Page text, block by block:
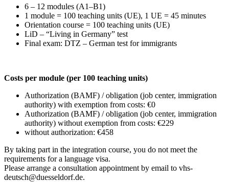
6 – 12 modules (A1–B1)
1 module = 100 teaching units (UE), 1 UE = 45 minutes
Orientation course = 100 teaching units (UE)
LiD – “Living in Germany” test
Final exam: DTZ – German test for immigrants
Costs per module (per 100 teaching units)
Authorization (BAMF) / obligation (job center, immigration
authority) with exemption from costs: €0
Authorization (BAMF) / obligation (job center, immigration
authority) without exemption from costs: €229
without authorization: €458
By taking part in the integration course, you do not meet the
requirements for a language visa.
Please arrange a consultation appointment by email to vhs-
deutsch@duesseldorf.de.